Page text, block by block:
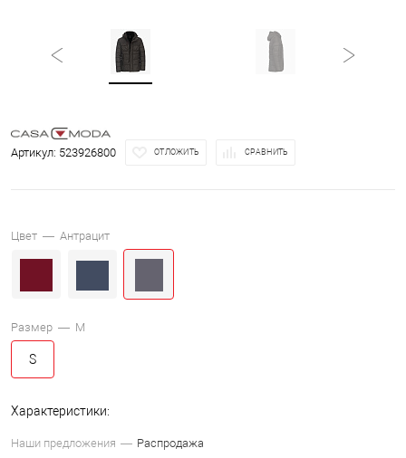
Артикул: 523926800 ОТЛОЖИТЬ СРАВНИТЬ
Цвет — Антрацит
Размер — M
S
Характеристики:
Наши предложения
Распродажа